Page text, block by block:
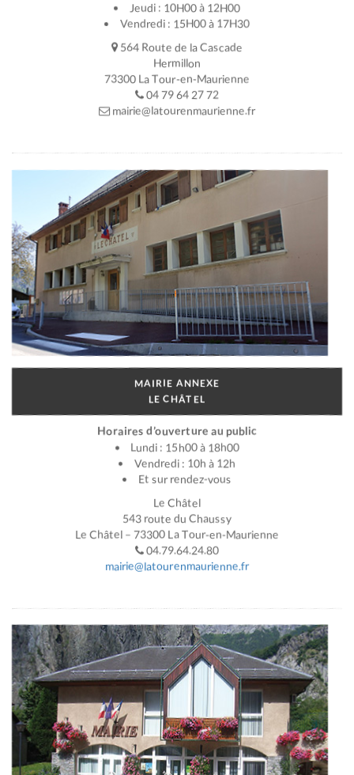
Jeudi : 10H00 à 12H00
Vendredi : 15H00 à 17H30
564 Route de la Cascade
Hermillon
73300 La Tour-en-Maurienne
04 79 64 27 72
mairie@latourenmaurienne.fr
MAIRIE ANNEXE
LE CHÂTEL
Horaires d’ouverture au public
Lundi : 15h00 à 18h00
Vendredi : 10h à 12h
Et sur rendez-vous
Le Châtel
543 route du Chaussy
Le Châtel – 73300 La Tour-en-Maurienne
04.79.64.24.80
mairie@latourenmaurienne.fr